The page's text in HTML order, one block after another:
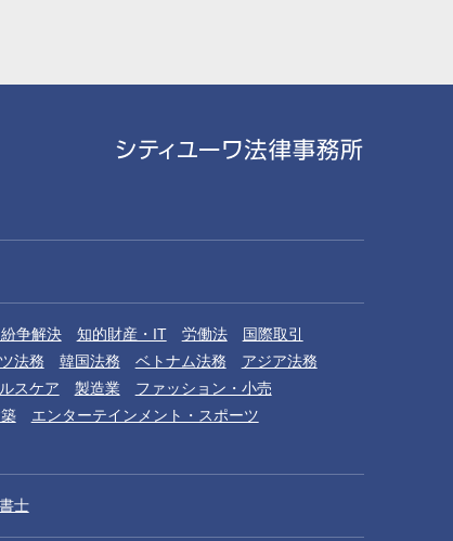
争解決 知的財産・IT 労働法
国際取引
法務 韓国法務 ベトナム法務
アジア法務
スケア 製造業
ファッション・小売
エンターテインメント・スポーツ
士